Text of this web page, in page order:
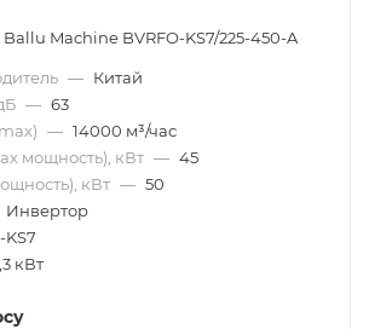
Machine BVRFO-KS7/225-450-A
— Китай
— 63
— 14000 м³/час
мощность), кВт — 45
кВт — 50
Инвертор
KS7
кВт